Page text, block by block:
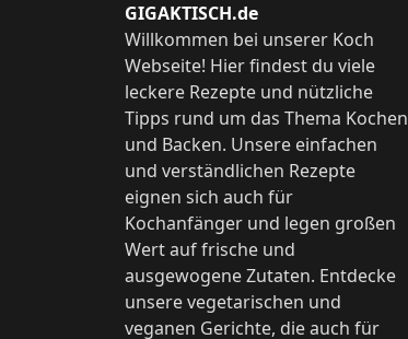
GIGAKTISCH.de
Willkommen bei unserer Koch
Webseite! Hier findest du viele
leckere Rezepte und nützliche
Tipps rund um das Thema Kochen
und Backen. Unsere einfachen
und verständlichen Rezepte
eignen sich auch für
Kochanfänger und legen großen
Wert auf frische und
ausgewogene Zutaten. Entdecke
unsere vegetarischen und
veganen Gerichte, die auch für